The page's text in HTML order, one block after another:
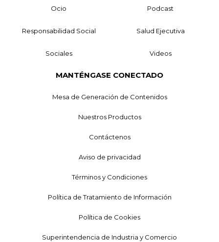
Ocio Podcast
Responsabilidad Social Salud Ejecutiva
Sociales Videos
MANTÉNGASE CONECTADO
Mesa de Generación de Contenidos
Nuestros Productos
Contáctenos
Aviso de privacidad
Términos y Condiciones
Política de Tratamiento de Información
Política de Cookies
Superintendencia de Industria y Comercio